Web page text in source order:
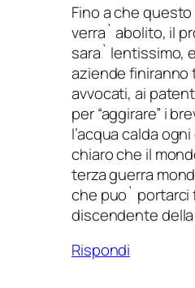
Fino a che
verra` abolito, il
sara` lentissimo,
aziende finiranno
avvocati, ai
per “aggirare” i
l’acqua calda
chiaro che il
terza guerra
che puo` portarci
discendente
Rispondi